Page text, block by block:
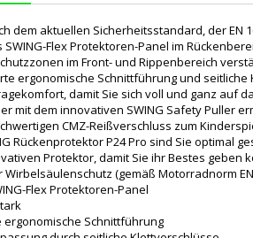
dem aktuellen Sicherheitsstandard, der EN
SWING-Flex Protektoren-Panel im
im Front- und Rippenbereich
ergonomische Schnittführung und
damit Sie sich voll und ganz auf
mit dem innovativen SWING Safety Puller
CMZ-Reißverschluss zum
Rückenprotektor P24 Pro sind Sie optimal
Protektor, damit Sie ihr Bestes geben
Wirbelsäulenschutz (gemäß Motorradnorm EN
Flex Protektoren-Panel
ergonomische Schnittführung